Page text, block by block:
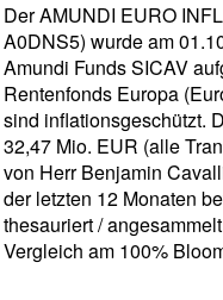
Der AMUNDI EURO
A0DNS5) wurde am
Amundi Funds SICAV
Rentenfonds Europa
sind inflationsgeschützt.
32,47 Mio. EUR (alle
von Herr Benjamin
der letzten 12 Monaten
thesauriert /
Vergleich am 100%